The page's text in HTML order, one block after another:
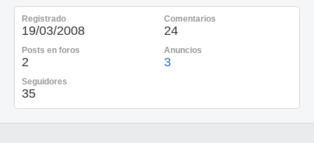
Registrado
19/03/2008
Comentarios
24
Posts en foros
2
Anuncios
3
Seguidores
35